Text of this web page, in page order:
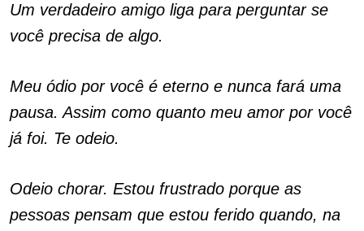
Um verdadeiro amigo liga para perguntar se
você precisa de algo.
Meu ódio por você é eterno e nunca fará uma
pausa. Assim como quanto meu amor por você
já foi. Te odeio.
Odeio chorar. Estou frustrado porque as
pessoas pensam que estou ferido quando, na